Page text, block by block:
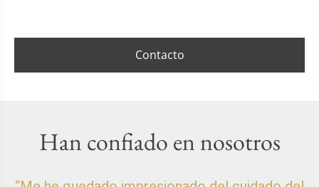
Contacto
Han confiado en nosotros